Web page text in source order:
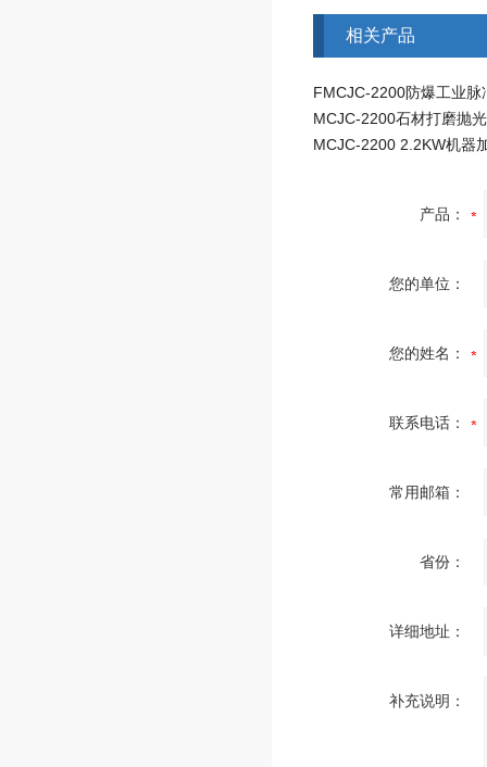
相关产品
产品：
您的单位：
您的姓名：
联系电话：
常用邮箱：
省份：
详细地址：
补充说明：